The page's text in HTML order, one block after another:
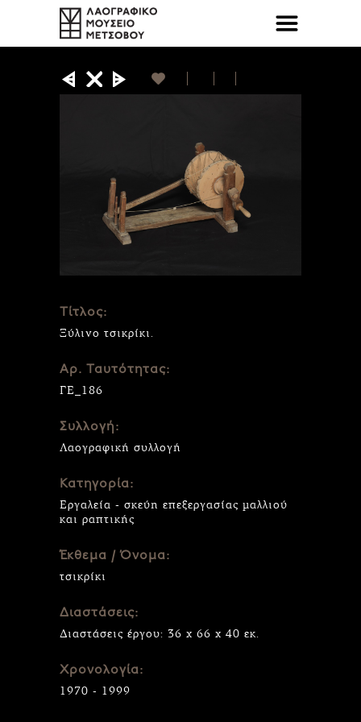
Τίτλος:
Ξύλινο τσικρίκι.
Αρ. Ταυτότητας:
ΓΕ_186
Συλλογή:
Λαογραφική συλλογή
Κατηγορία:
Εργαλεία - σκεύη επεξεργασίας μαλλιού
και ραπτικής
Έκθεμα / Όνομα:
τσικρίκι
Διαστάσεις:
Διαστάσεις έργου: 36 x 66 x 40 εκ.
Χρονολογία:
1970 - 1999